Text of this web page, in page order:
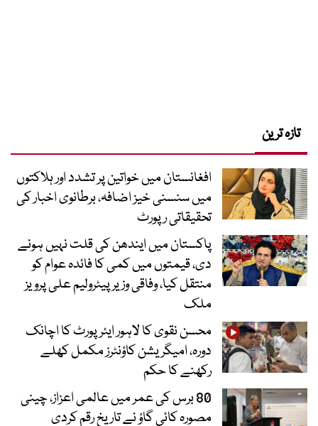
تازہ ترین
افغانستان میں خواتین پر تشدد اور ہلاکتوں
میں سنسنی خیز اضافہ، برطانوی اخبار کی
تحقیقاتی رپورٹ
پاکستان میں ایندھن کی قلت نہیں ہونے
دی، قیمتوں میں کمی کا فائدہ عوام کو
منتقل کیا، وفاقی وزیر پیٹرولیم علی پرویز
ملک
محسن نقوی کا لاہور ایئرپورٹ کا اچانک
دورہ، امیگریشن کاؤنٹرز مکمل کھلے
رکھنے کا حکم
80 برس کی عمر میں عالمی اعزاز، چینی
مصورہ کائی گاؤ نے تاریخ رقم کردی